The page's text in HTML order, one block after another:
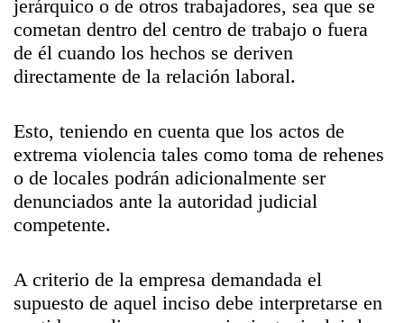
jerárquico o de otros trabajadores, sea que se
cometan dentro del centro de trabajo o fuera
de él cuando los hechos se deriven
directamente de la relación laboral.
Esto, teniendo en cuenta que los actos de
extrema violencia tales como toma de rehenes
o de locales podrán adicionalmente ser
denunciados ante la autoridad judicial
competente.
A criterio de la empresa demandada el
supuesto de aquel inciso debe interpretarse en